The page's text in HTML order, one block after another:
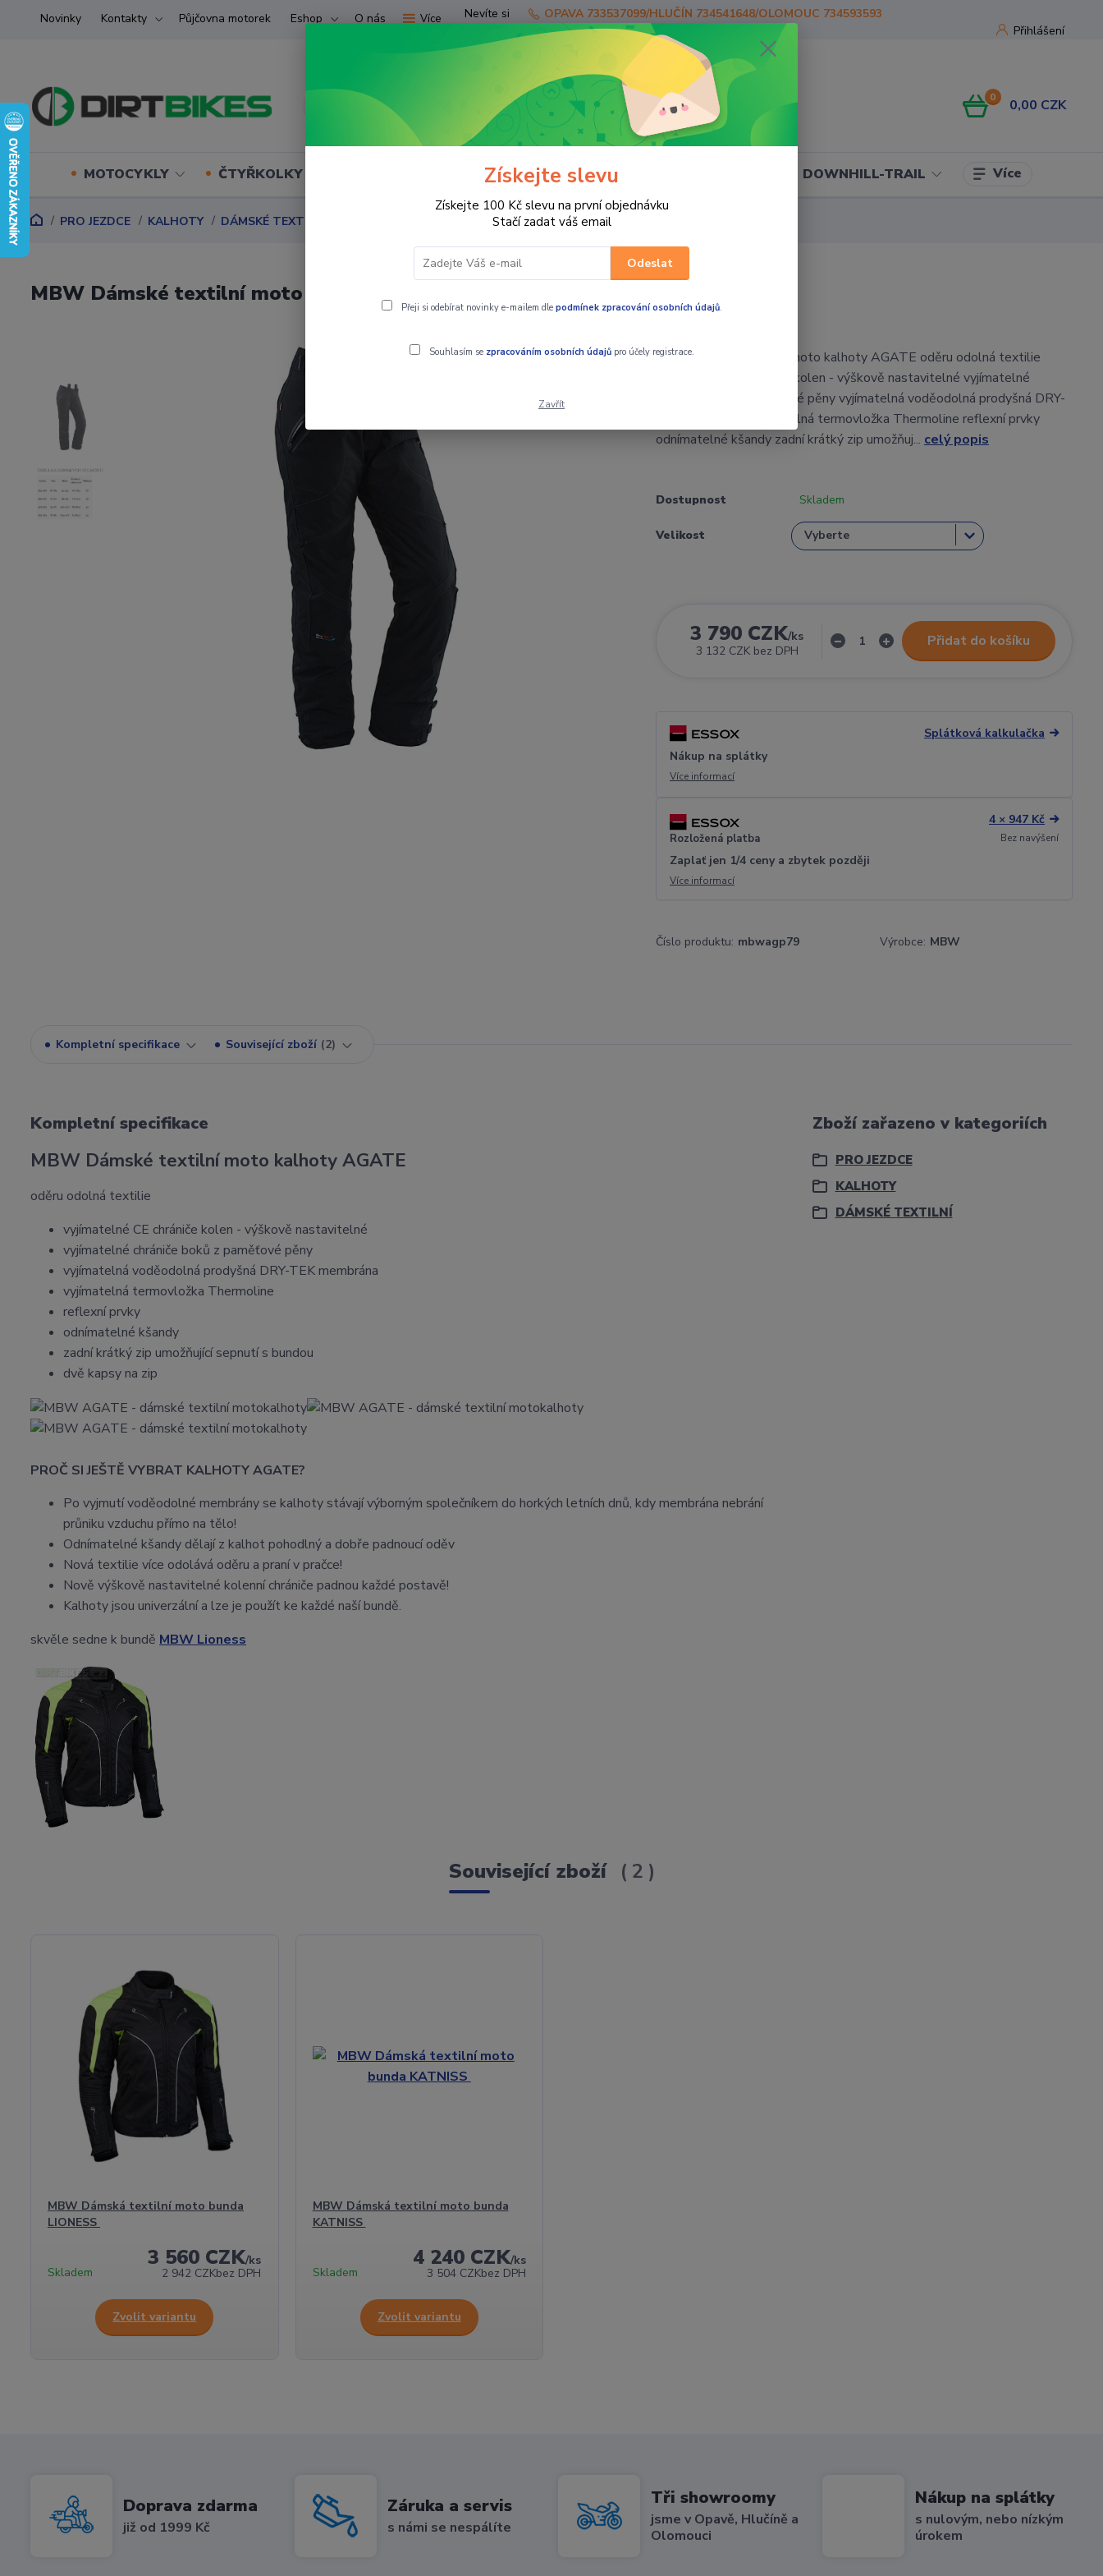
Novinky Kontakty Půjčovna motorek Eshop O nás Více
Přihlášení
Hledat
Nevíte si
rady?
Zavolejte.
OPAVA 733537099/HLUČÍN 734541648/OLOMOUC 734593593
0 0,00 CZK
MOTOCYKLY ČTYŘKOLKY (ATV) UTV SKÚTRY PRO JEZDCE DOWNHILL-TRAIL Více
PRO JEZDCE KALHOTY DÁMSKÉ TEXTILNÍ MBW Dámské textilní moto kalhoty AGATE
MBW Dámské textilní moto kalhoty AGATE
MBW Dámské textilní moto kalhoty AGATE oděru odolná textilie
vyjímatelné CE chrániče kolen - výškově nastavitelné vyjímatelné
chrániče boků z paměťové pěny vyjímatelná voděodolná prodyšná DRY-
TEK membrána vyjímatelná termovložka Thermoline reflexní prvky
odnímatelné kšandy zadní krátký zip umožňuj... celý popis
Dostupnost Skladem
Velikost
3 790 CZK/ks
3 132 CZK bez DPH
Přidat do košíku
Splátková kalkulačka
Nákup na splátky
Více informací
Rozložená platba
4 × 947 Kč
Bez navýšení
Zaplať jen 1/4 ceny a zbytek později
Více informací
Číslo produktu: mbwagp79 Výrobce: MBW
Kompletní specifikace Související zboží 2
Kompletní specifikace
MBW Dámské textilní moto kalhoty AGATE
oděru odolná textilie
vyjímatelné CE chrániče kolen - výškově nastavitelné
vyjímatelné chrániče boků z paměťové pěny
vyjímatelná voděodolná prodyšná DRY-TEK membrána
vyjímatelná termovložka Thermoline
reflexní prvky
odnímatelné kšandy
zadní krátký zip umožňující sepnutí s bundou
dvě kapsy na zip
PROČ SI JEŠTĚ VYBRAT KALHOTY AGATE?
Po vyjmutí voděodolné membrány se kalhoty stávají výborným společníkem do horkých letních dnů, kdy membrána nebrání
průniku vzduchu přímo na tělo!
Odnímatelné kšandy dělají z kalhot pohodlný a dobře padnoucí oděv
Nová textilie více odolává oděru a praní v pračce!
Nově výškově nastavitelné kolenní chrániče padnou každé postavě!
Kalhoty jsou univerzální a lze je použít ke každé naší bundě.
skvěle sedne k bundě MBW Lioness
Zboží zařazeno v kategoriích
PRO JEZDCE
KALHOTY
DÁMSKÉ TEXTILNÍ
Související zboží 2
MBW Dámská textilní moto bunda
LIONESS
3 560 CZK/ks
2 942 CZKbez DPH
Skladem
Zvolit variantu
MBW Dámská textilní moto bunda
KATNISS
4 240 CZK/ks
3 504 CZKbez DPH
Skladem
Zvolit variantu
Doprava zdarma
již od 1999 Kč
Záruka a servis
s námi se nespálíte
Tři showroomy
jsme v Opavě, Hlučíně a
Olomouci
Nákup na splátky
s nulovým, nebo nízkým
úrokem
Získejte slevu
Získejte 100 Kč slevu na první objednávku
Stačí zadat váš email
Odeslat
Přeji si odebírat novinky e-mailem dle podmínek zpracování osobních údajů.
Souhlasím se zpracováním osobních údajůpro účely registrace.
Zavřít